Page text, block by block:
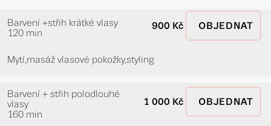
Barvení +střih krátké vlasy
120 min
900 Kč OBJEDNAT
Mytí,masáž vlasové pokožky,styling
Barvení + střih polodlouhé
vlasy
160 min
1 000 Kč OBJEDNAT